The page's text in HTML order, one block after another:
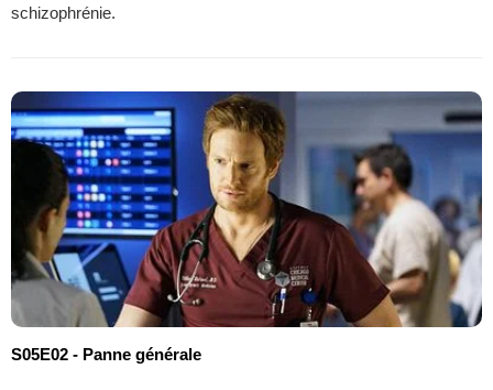
schizophrénie.
S05E02 - Panne générale